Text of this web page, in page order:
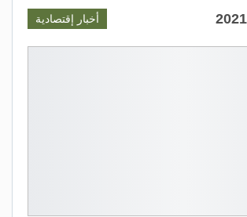
أخبار إقتصادية